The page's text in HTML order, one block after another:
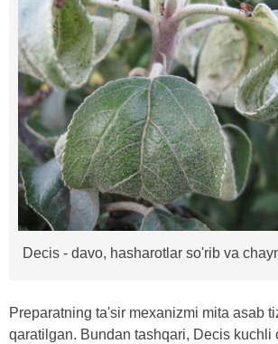
Decis - davo, hasharotlar so'rib va
Preparatning ta'sir mexanizmi mita asab
qaratilgan. Bundan tashqari, Decis kuchli